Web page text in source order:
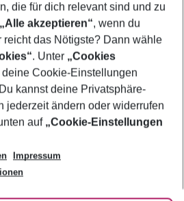
die für dich relevant sind und zu
„Alle akzeptieren“, wenn du
reicht das Nötigste? Dann wähle
. Unter „Cookies
deine Cookie-Einstellungen
kannst deine Privatsphäre-
jederzeit ändern oder widerrufen
auf „Cookie-Einstellungen
Impressum